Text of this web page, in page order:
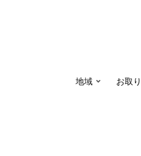
地域 お取